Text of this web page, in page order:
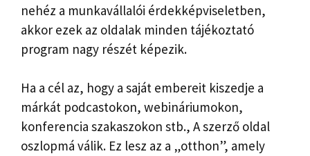
nehéz a munkavállalói érdekképviseletben,
akkor ezek az oldalak minden tájékoztató
program nagy részét képezik.
Ha a cél az, hogy a saját embereit kiszedje a
márkát podcastokon, webináriumokon,
konferencia szakaszokon stb., A szerző oldal
oszlopmá válik. Ez lesz az a „otthon”, amely